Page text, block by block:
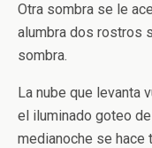
Otra sombra se le
alumbra dos rostros
sombra.
La nube que levanta
el iluminado goteo
medianoche se hace